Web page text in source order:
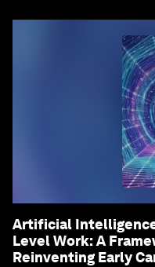
Artificial
Level Work: A
Reinventing Early